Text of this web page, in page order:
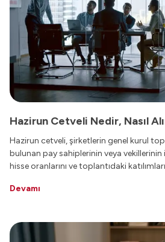
Hazirun Cetveli Nedir, Nasıl
Hazirun cetveli, şirketlerin genel kurul
bulunan pay sahiplerinin veya vekillerinin
hisse oranlarını ve toplantıdaki
Devamı